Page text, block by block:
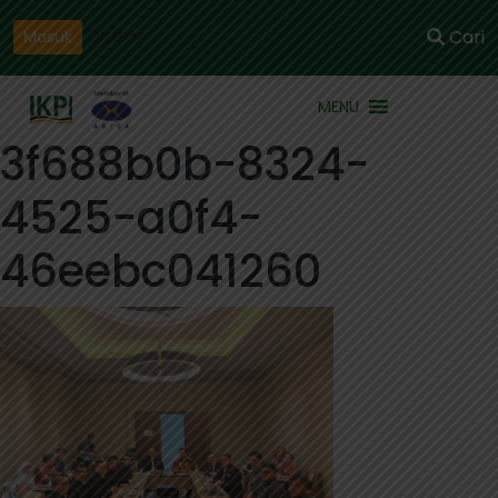
Masuk Cari
MENU
3f688b0b-8324-
4525-a0f4-
46eebc041260